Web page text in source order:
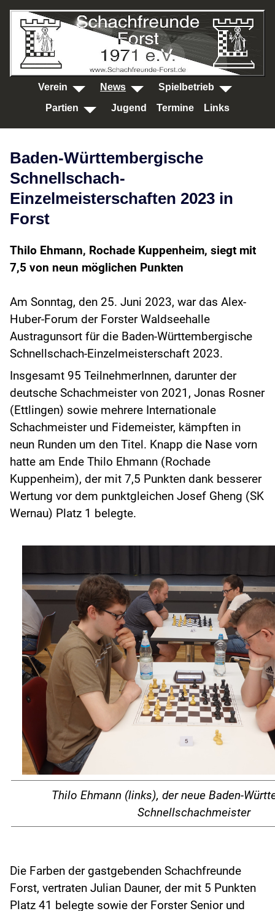
SKIP TO MAIN CONTENT
Verein News
Spielbetrieb
Partien
Jugend Termine Links
Baden-Württembergische
Schnellschach-
Einzelmeisterschaften 2023 in
Forst
Thilo Ehmann, Rochade Kuppenheim, siegt mit
7,5 von neun möglichen Punkten
Am Sonntag, den 25. Juni 2023, war das Alex-
Huber-Forum der Forster Waldseehalle
Austragunsort für die Baden-Württembergische
Schnellschach-Einzelmeisterschaft 2023.
Insgesamt 95 TeilnehmerInnen, darunter der
deutsche Schachmeister von 2021, Jonas Rosner
(Ettlingen) sowie mehrere Internationale
Schachmeister und Fidemeister, kämpften in
neun Runden um den Titel. Knapp die Nase vorn
hatte am Ende Thilo Ehmann (Rochade
Kuppenheim), der mit 7,5 Punkten dank besserer
Wertung vor dem punktgleichen Josef Gheng (SK
Wernau) Platz 1 belegte.
Thilo Ehmann (links), der neue Baden-
Schnellschachmeister
Die Farben der gastgebenden Schachfreunde
Forst, vertraten Julian Dauner, der mit 5 Punkten
Platz 41 belegte sowie der Forster Senior und